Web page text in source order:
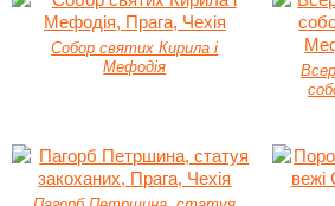
Собор святих Кирила і
Мефодія